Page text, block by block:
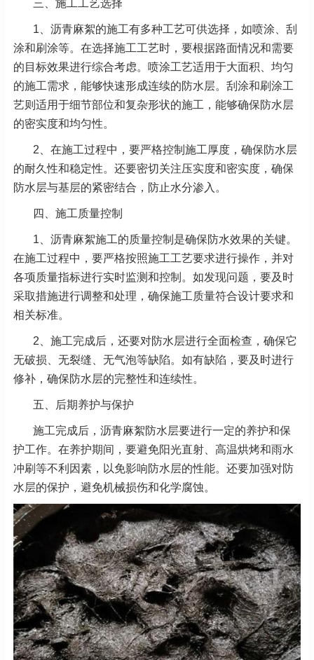
三、施工工艺选择
1、沥青麻絮的施工有多种工艺可供选择，如喷涂、刮
涂和刷涂等。在选择施工工艺时，要根据路面情况和需要
的目标效果进行综合考虑。喷涂工艺适用于大面积、均匀
的施工需求，能够快速形成连续的防水层。刮涂和刷涂工
艺则适用于细节部位和复杂形状的施工，能够确保防水层
的密实度和均匀性。
2、在施工过程中，要严格控制施工厚度，确保防水层
的耐久性和稳定性。还要密切关注压实度和密实度，确保
防水层与基层的紧密结合，防止水分渗入。
四、施工质量控制
1、沥青麻絮施工的质量控制是确保防水效果的关键。
在施工过程中，要严格按照施工工艺要求进行操作，并对
各项质量指标进行实时监测和控制。如发现问题，要及时
采取措施进行调整和处理，确保施工质量符合设计要求和
相关标准。
2、施工完成后，还要对防水层进行全面检查，确保它
无破损、无裂缝、无气泡等缺陷。如有缺陷，要及时进行
修补，确保防水层的完整性和连续性。
五、后期养护与保护
施工完成后，沥青麻絮防水层要进行一定的养护和保
护工作。在养护期间，要避免阳光直射、高温烘烤和雨水
冲刷等不利因素，以免影响防水层的性能。还要加强对防
水层的保护，避免机械损伤和化学腐蚀。